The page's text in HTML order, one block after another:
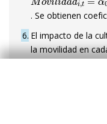
. Se obtienen
6 El impacto de la
la movilidad en
Movilidadi,t=α0